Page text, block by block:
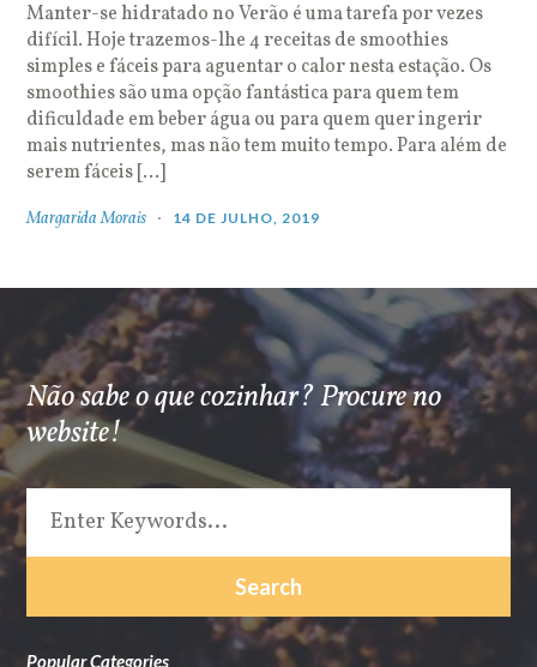
Manter-se hidratado no Verão é uma tarefa por vezes
difícil. Hoje trazemos-lhe 4 receitas de smoothies
simples e fáceis para aguentar o calor nesta estação. Os
smoothies são uma opção fantástica para quem tem
dificuldade em beber água ou para quem quer ingerir
mais nutrientes, mas não tem muito tempo. Para além de
serem fáceis […]
Margarida Morais 14 DE JULHO, 2019
Não sabe o que cozinhar? Procure no
website!
Popular Categories